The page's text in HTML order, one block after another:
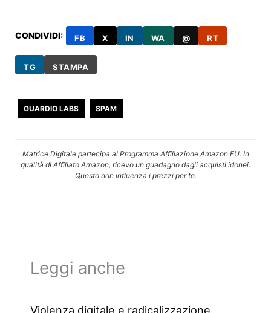
CONDIVIDI: FB X IN WA @ RT
TG STAMPA
GUARDIO LABS SPAM
Matrice Digitale partecipa al Programma Affiliazione Amazon EU. In
qualità di Affiliato Amazon, ricevo un guadagno dagli acquisti idonei.
Questo non influenza i prezzi per te.
Leggi anche
Violenza digitale e radicalizzazione